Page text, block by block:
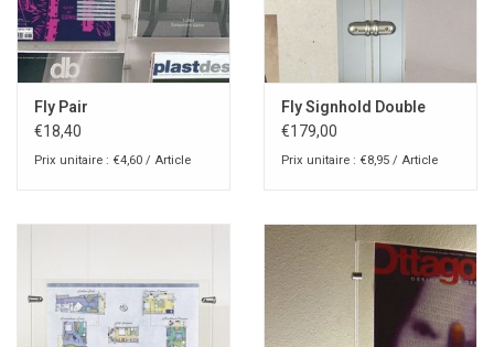
Fly Pair
€18,40
Prix unitaire : €4,60 / Article
Fly Signhold Double
€179,00
Prix unitaire : €8,95 / Article